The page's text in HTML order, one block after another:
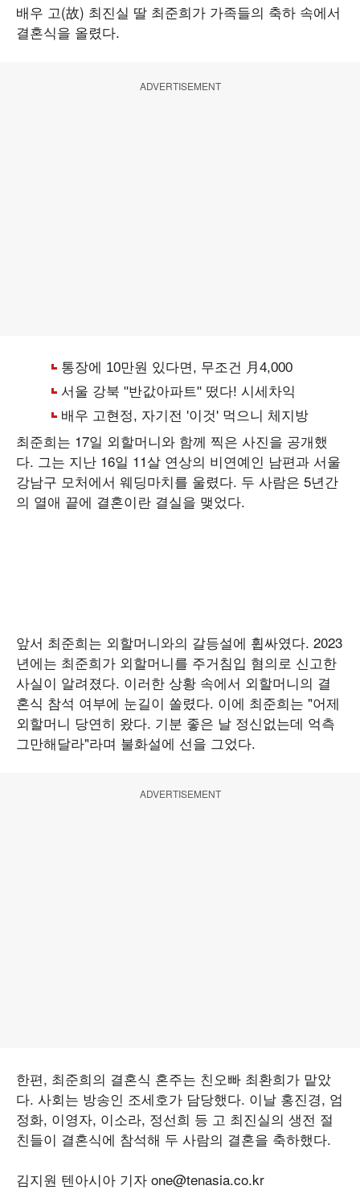
배우 고(故) 최진실 딸 최준희가 가족들의 축하 속에서
결혼식을 올렸다.
ADVERTISEMENT
최준희는 17일 외할머니와 함께 찍은 사진을 공개했
다. 그는 지난 16일 11살 연상의 비연예인 남편과 서울
강남구 모처에서 웨딩마치를 울렸다. 두 사람은 5년간
의 열애 끝에 결혼이란 결실을 맺었다.
앞서 최준희는 외할머니와의 갈등설에 휩싸였다. 2023
년에는 최준희가 외할머니를 주거침입 혐의로 신고한
사실이 알려졌다. 이러한 상황 속에서 외할머니의 결
혼식 참석 여부에 눈길이 쏠렸다. 이에 최준희는 "어제
외할머니 당연히 왔다. 기분 좋은 날 정신없는데 억측
그만해달라"라며 불화설에 선을 그었다.
ADVERTISEMENT
한편, 최준희의 결혼식 혼주는 친오빠 최환희가 맡았
다. 사회는 방송인 조세호가 담당했다. 이날 홍진경, 엄
정화, 이영자, 이소라, 정선희 등 고 최진실의 생전 절
친들이 결혼식에 참석해 두 사람의 결혼을 축하했다.
김지원 텐아시아 기자 one@tenasia.co.kr